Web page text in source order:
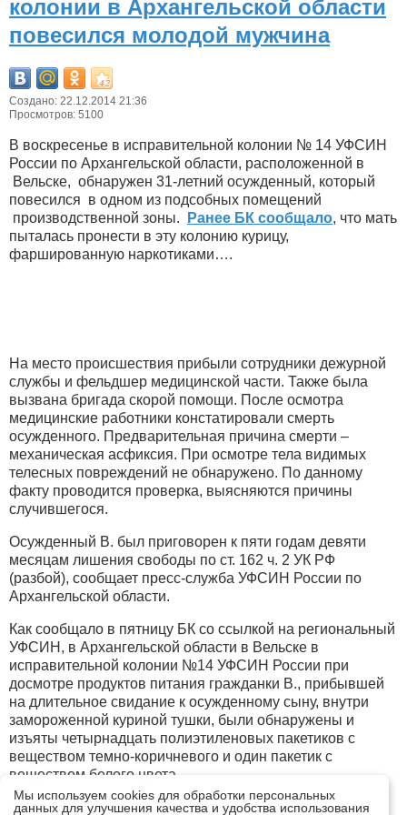
колонии в Архангельской области
повесился молодой мужчина
Создано: 22.12.2014 21:36
Просмотров: 5100
В воскресенье в исправительной колонии № 14 УФСИН
России по Архангельской области, расположенной в
Вельске, обнаружен 31-летний осужденный, который
повесился в одном из подсобных помещений
производственной зоны.
Ранее БК сообщало, что мать
пыталась пронести в эту колонию курицу,
фаршированную наркотиками….
На место происшествия прибыли сотрудники дежурной
службы и фельдшер медицинской части. Также была
вызвана бригада скорой помощи. После осмотра
медицинские работники констатировали смерть
осужденного. Предварительная причина смерти –
механическая асфиксия. При осмотре тела видимых
телесных повреждений не обнаружено. По данному
факту проводится проверка, выясняются причины
случившегося.
Осужденный В. был приговорен к пяти годам девяти
месяцам лишения свободы по ст. 162 ч. 2 УК РФ
(разбой), сообщает пресс-служба УФСИН России по
Архангельской области.
Как сообщало в пятницу БК со ссылкой на региональный
УФСИН, в Архангельской области в Вельске в
исправительной колонии №14 УФСИН России при
досмотре продуктов питания гражданки В., прибывшей
на длительное свидание к осужденному сыну, внутри
замороженной куриной тушки, были обнаружены и
изъяты четырнадцать полиэтиленовых пакетиков с
веществом темно-коричневого и один пакетик с
веществом белого цвета.
Следует отметить, что и фамилия женщины и
Мы используем cookies для обработки персональных
данных для улучшения качества и удобства использования